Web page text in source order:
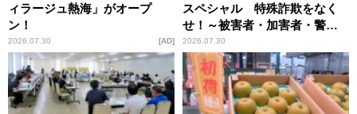
ィラージュ熱海」がオープ
ン！
2026.07.30 AD
スペシャル 特殊詐欺をなく
せ！～被害者・加害者・警視
庁が語るトクリュウの実態
～」放送
2026.07.30